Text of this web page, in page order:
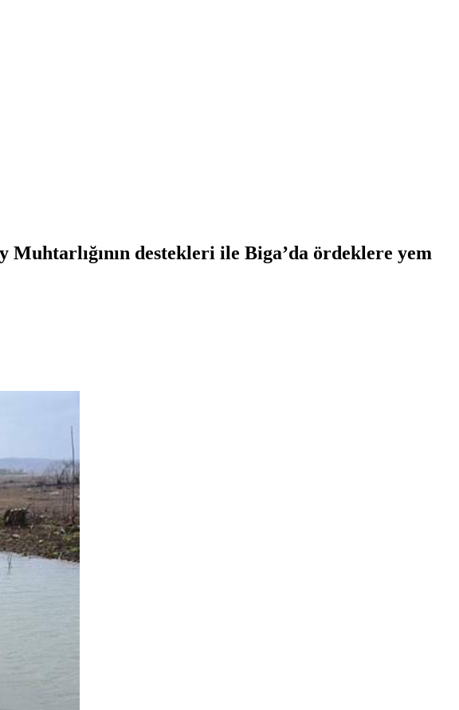
destekleri ile Biga’da ördeklere yem